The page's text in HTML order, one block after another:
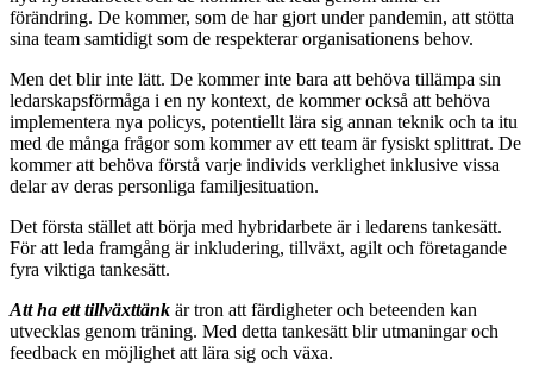
förändring. De kommer, som de har gjort under pandemin, att stötta
sina team samtidigt som de respekterar organisationens behov.
Men det blir inte lätt. De kommer inte bara att behöva tillämpa sin
ledarskapsförmåga i en ny kontext, de kommer också att behöva
implementera nya policys, potentiellt lära sig annan teknik och ta itu
med de många frågor som kommer av ett team är fysiskt splittrat. De
kommer att behöva förstå varje individs verklighet inklusive vissa
delar av deras personliga familjesituation.
Det första stället att börja med hybridarbete är i ledarens tankesätt.
För att leda framgång är inkludering, tillväxt, agilt och företagande
fyra viktiga tankesätt.
Att ha ett tillväxttänk är tron att färdigheter och beteenden kan
utvecklas genom träning. Med detta tankesätt blir utmaningar och
feedback en möjlighet att lära sig och växa.